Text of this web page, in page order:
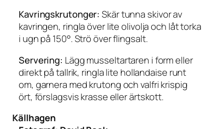
Kavringskrutonger: Skär tunna skivor av
kavringen, ringla över lite olivolja och låt torka
i ugn på 150°. Strö över flingsalt.
Servering: Lägg musseltartaren i form eller
direkt på tallrik, ringla lite hollandaise runt
om, garnera med krutong och valfri krispig
ört, förslagsvis krasse eller ärtskott.
Källhagen